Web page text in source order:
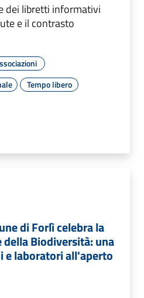
dei libretti informativi
e il contrasto
Tempo libero
di Forlì celebra la
Biodiversità: una
e laboratori all'aperto